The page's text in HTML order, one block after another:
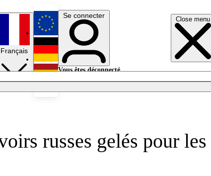
Close menu
Français
English
Deutsch
Se connecter
Vous êtes déconnecté.
russes gelés pour les